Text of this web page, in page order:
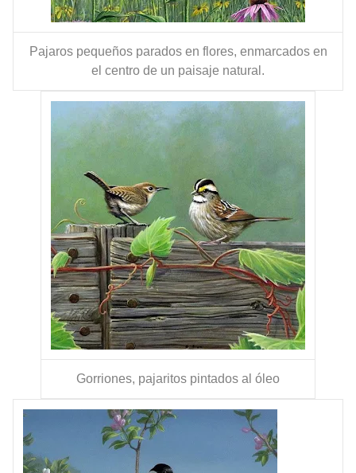
Pajaros pequeños parados en flores, enmarcados en
el centro de un paisaje natural.
Gorriones, pajaritos pintados al óleo